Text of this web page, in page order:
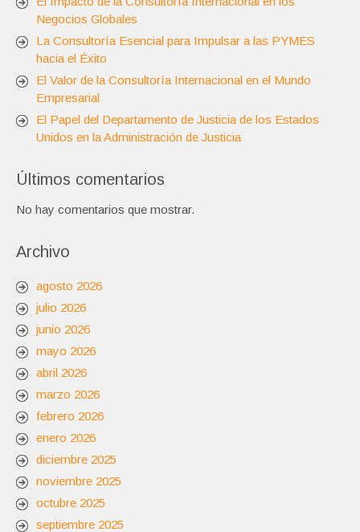
Negocios Globales
La Consultoría Esencial para Impulsar a las PYMES
hacia el Éxito
El Valor de la Consultoría Internacional en el Mundo
Empresarial
El Papel del Departamento de Justicia de los Estados
Unidos en la Administración de Justicia
Últimos comentarios
No hay comentarios que mostrar.
Archivo
agosto 2026
julio 2026
junio 2026
mayo 2026
abril 2026
marzo 2026
febrero 2026
enero 2026
diciembre 2025
noviembre 2025
octubre 2025
septiembre 2025